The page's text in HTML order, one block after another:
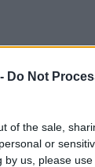
Do Not
of the sale,
or
by us, please
via
Email